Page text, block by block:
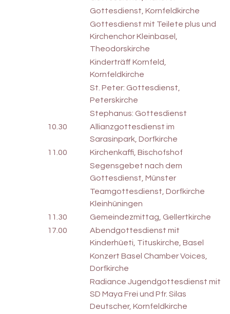
Gottesdienst, Kornfeldkirche
Gottesdienst mit Teilete plus und
Kirchenchor Kleinbasel,
Theodorskirche
Kinderträff Kornfeld,
Kornfeldkirche
St. Peter: Gottesdienst,
Peterskirche
Stephanus: Gottesdienst
10.30
Allianzgottesdienst im
Sarasinpark, Dorfkirche
11.00
Kirchenkaffi, Bischofshof
Segensgebet nach dem
Gottesdienst, Münster
Teamgottesdienst, Dorfkirche
Kleinhüningen
11.30
Gemeindezmittag, Gellertkirche
17.00
Abendgottesdienst mit
Kinderhüeti, Tituskirche, Basel
Konzert Basel Chamber Voices,
Dorfkirche
Radiance Jugendgottesdienst mit
SD Maya Frei und Pfr. Silas
Deutscher, Kornfeldkirche